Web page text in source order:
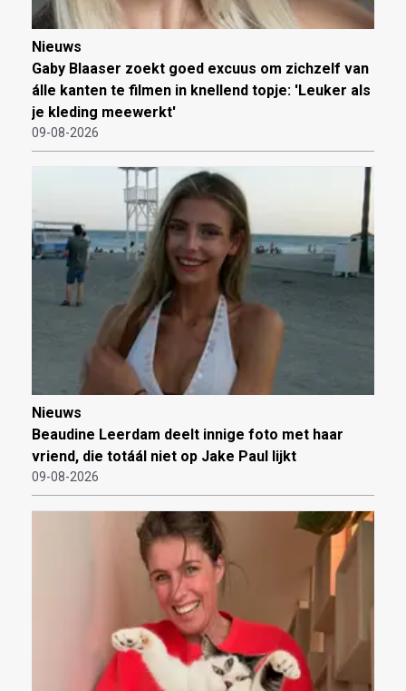
Nieuws
Gaby Blaaser zoekt goed excuus om zichzelf van
álle kanten te filmen in knellend topje: 'Leuker als
je kleding meewerkt'
09-08-2026
Nieuws
Beaudine Leerdam deelt innige foto met haar
vriend, die totáál niet op Jake Paul lijkt
09-08-2026